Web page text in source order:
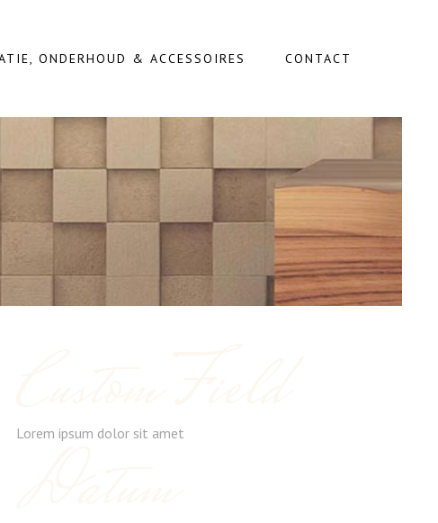
ONDERHOUD & ACCESSOIRES CONTACT
Lorem ipsum dolor sit amet